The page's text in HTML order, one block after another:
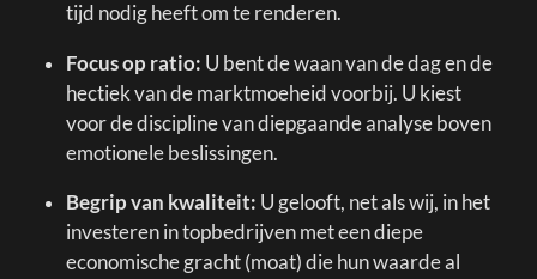
tijd nodig heeft om te renderen.
Focus op ratio: U bent de waan van de dag en de
hectiek van de marktmoeheid voorbij. U kiest
voor de discipline van diepgaande analyse boven
emotionele beslissingen.
Begrip van kwaliteit: U gelooft, net als wij, in het
investeren in topbedrijven met een diepe
economische gracht (moat) die hun waarde al